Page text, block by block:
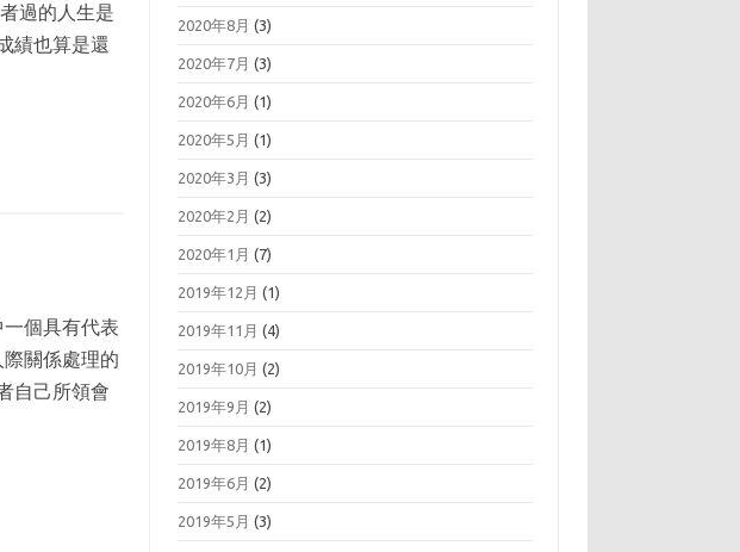
過的人生是
績也算是還
個具有代表
關係處理的
自己所領會
2020年8月 (3)
2020年7月 (3)
2020年6月 (1)
2020年5月 (1)
2020年3月 (3)
2020年2月 (2)
2020年1月 (7)
2019年12月 (1)
2019年11月 (4)
2019年10月 (2)
2019年9月 (2)
2019年8月 (1)
2019年6月 (2)
2019年5月 (3)